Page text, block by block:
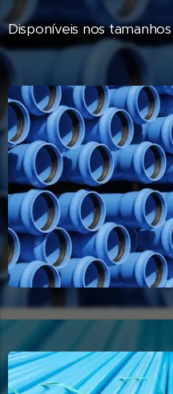
Disponíveis nos